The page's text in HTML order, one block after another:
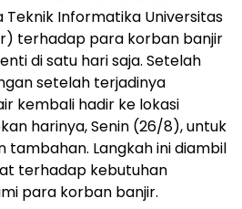
Teknik Informatika Universitas
terhadap para korban banjir
di satu hari saja. Setelah
setelah terjadinya
kembali hadir ke lokasi
harinya, Senin (26/8), untuk
Langkah ini diambil
terhadap kebutuhan
para korban banjir.